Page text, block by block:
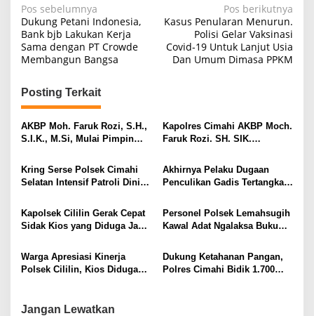
Navigasi
pos
Pos sebelumnya
Dukung Petani Indonesia,
Bank bjb Lakukan Kerja
Sama dengan PT Crowde
Membangun Bangsa
Pos berikutnya
Kasus Penularan Menurun.
Polisi Gelar Vaksinasi
Covid-19 Untuk Lanjut Usia
Dan Umum Dimasa PPKM
Posting Terkait
AKBP Moh. Faruk Rozi, S.H.,
S.I.K., M.Si, Mulai Pimpin
AKBP NIKO N. ADI PUTRA,
S.H., S.I.K., M.H.
Kapolres Cimahi AKBP Moch.
Faruk Rozi. SH. SIK.
Niko Adi Putra SH. SIK. MH.
Kring Serse Polsek Cimahi
Selatan Intensif Patroli Dini
Terpantau Aman dan
Kondusif
Akhirnya Pelaku Dugaan
Penculikan Gadis Tertangkap
Kapolsek Cililin Gerak Cepat
Sidak Kios yang Diduga Jadi
Ilegal, Warga Apresiasi
Respons Kepolisian
Personel Polsek Lemahsugih
Kawal Adat Ngalaksa Buku
Warga Apresiasi Kinerja
Polsek Cililin, Kios Diduga
Dukung Ketahanan Pangan,
Polres Cimahi Bidik 1.700
Jangan Lewatkan